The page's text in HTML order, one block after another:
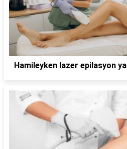
Hamileyken lazer epilasyon